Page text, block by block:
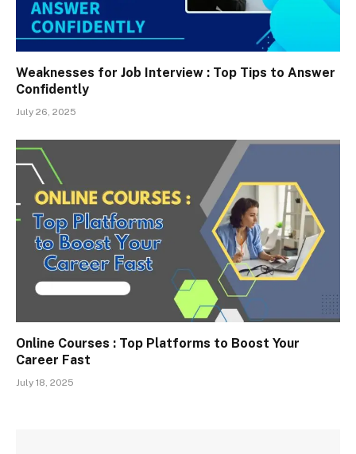
Weaknesses for Job Interview : Top Tips to Answer
Confidently
July 26, 2025
Online Courses : Top Platforms to Boost Your
Career Fast
July 18, 2025